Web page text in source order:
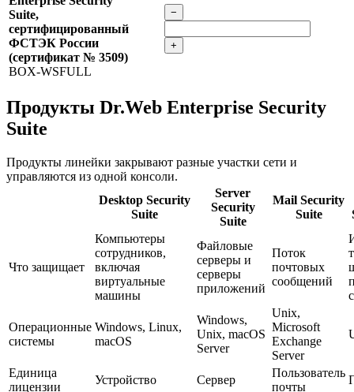
Suite,
сертифицированный
ФСТЭК России
(сертификат № 3509)
BOX-WSFULL
−
+
Продукты Dr.Web Enterprise Security
Suite
Продукты линейки закрывают разные участки сети и
управляются из одной консоли.
Desktop Security
Suite
Server
Security
Suite
Mail Security
Suite
Что защищает
Компьютеры
сотрудников,
включая
виртуальные
машины
Файловые
серверы и
серверы
приложений
Поток
почтовых
сообщений
Операционные
системы
Windows, Linux,
macOS
Windows,
Unix, macOS
Server
Unix,
Microsoft
Exchange
Server
Единица
лицензии
Устройство Сервер
Пользователь
почты